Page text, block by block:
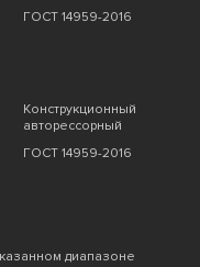
ГОСТ 14959-2016
Конструкционный
авторессорный
ГОСТ 14959-2016
диапазоне